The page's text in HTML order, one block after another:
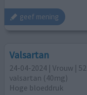
geef mening
Valsartan
24-04-2024 | Vrouw | 52
valsartan (40mg)
Hoge bloeddruk